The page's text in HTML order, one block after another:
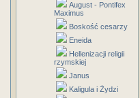
August - Pontifex
Maximus
Boskość cesarzy
Eneida
Hellenizacji religii
rzymskiej
Janus
Kaligula i Żydzi